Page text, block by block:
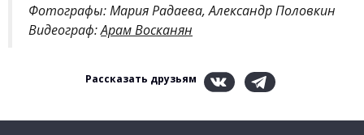
Фотографы: Мария Радаева, Александр Половкин
Видеограф:Арам Восканян
Рассказать друзьям